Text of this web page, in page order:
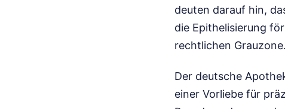
deuten darauf hin,
die Epithelisierung
rechtlichen Grauzone.
Der deutsche
einer Vorliebe für